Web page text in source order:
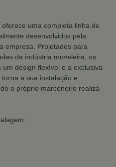
uma completa linha de
desenvolvidos pela
empresa. Projetados para
da indústria moveleira, os
design flexível e a exclusiva
torna a sua instalação e
o próprio marceneiro realizá-